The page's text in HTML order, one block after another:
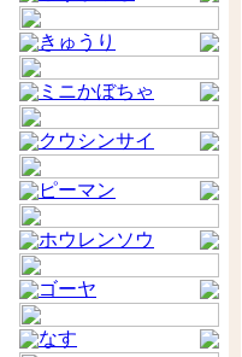
きゅうり
ミニかぼちゃ
クウシンサイ
ピーマン
ホウレンソウ
ゴーヤ
なす